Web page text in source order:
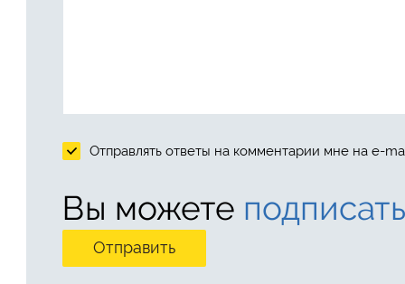
Отправлять ответы на комментарии мне на e-
Вы можете